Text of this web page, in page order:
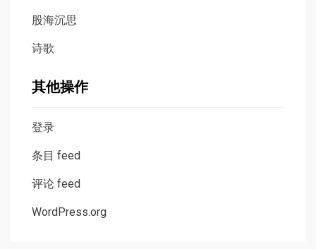
股海沉思
诗歌
其他操作
登录
条目 feed
评论 feed
WordPress.org